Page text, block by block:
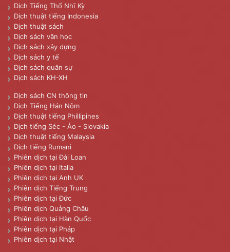
Dịch Tiếng Thổ Nhĩ Kỳ
Dịch thuật tiếng Indonesia
Dịch thuật sách
Dịch sách văn học
Dịch sách xây dựng
Dịch sách y tế
Dịch sách quân sự
Dịch sách KH-XH
Dịch sách CN thông tin
Dịch Tiếng Hán Nôm
Dịch thuật tiếng Phillipines
Dịch tiếng Séc - Áo - Slovakia
Dịch thuật tiếng Malaysia
Dịch tiếng Rumani
Phiên dịch tại Đài Loan
Phiên dịch tại Italia
Phiên dịch tại Anh UK
Phiên dịch Tiếng Trung
Phiên dịch tại Đức
Phiên dịch Quảng Châu
Phiên dịch tại Hàn Quốc
Phiên dịch tại Pháp
Phiên dịch tại Nhật